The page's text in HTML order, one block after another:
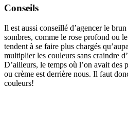
Conseils
Il est aussi conseillé d’agencer le
sombres, comme le rose profond ou
tendent à se faire plus chargés
multiplier les couleurs sans craindre
D’ailleurs, le temps où l’on avait des
ou crème est derrière nous. Il faut
couleurs!